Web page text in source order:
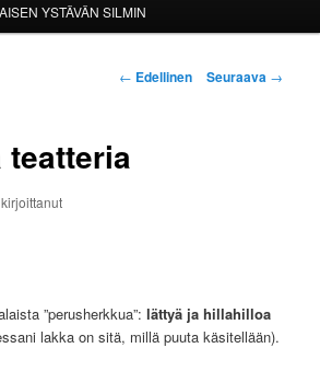
YSTÄVÄN SILMIN
Artikkelien
← Edellinen Seuraava →
teatteria
kirjoittanut
”perusherkkua”:lättyä ja hillahilloa
lakka on sitä, millä puuta käsitellään).